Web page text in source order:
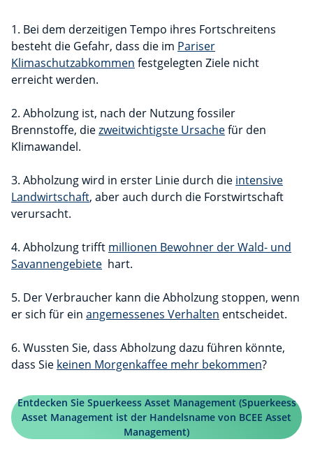
1. Bei dem derzeitigen Tempo ihres Fortschreitens
besteht die Gefahr, dass die im Pariser
Klimaschutzabkommen festgelegten Ziele nicht
erreicht werden.
2. Abholzung ist, nach der Nutzung fossiler
Brennstoffe, diezweitwichtigste Ursachefür den
Klimawandel.
3. Abholzung wird in erster Linie durch die intensive
Landwirtschaft, aber auch durch die Forstwirtschaft
verursacht.
4. Abholzung trifft millionen Bewohner der Wald- und
Savannengebiete hart.
5. Der Verbraucher kann die Abholzung stoppen, wenn
er sich für ein angemessenes Verhalten entscheidet.
6. Wussten Sie, dass Abholzung dazu führen könnte,
dass Sie keinen Morgenkaffee mehr bekommen?
Entdecken Sie Spuerkeess Asset Management (Spuerkeess
Asset Management ist der Handelsname von BCEE Asset
Management)